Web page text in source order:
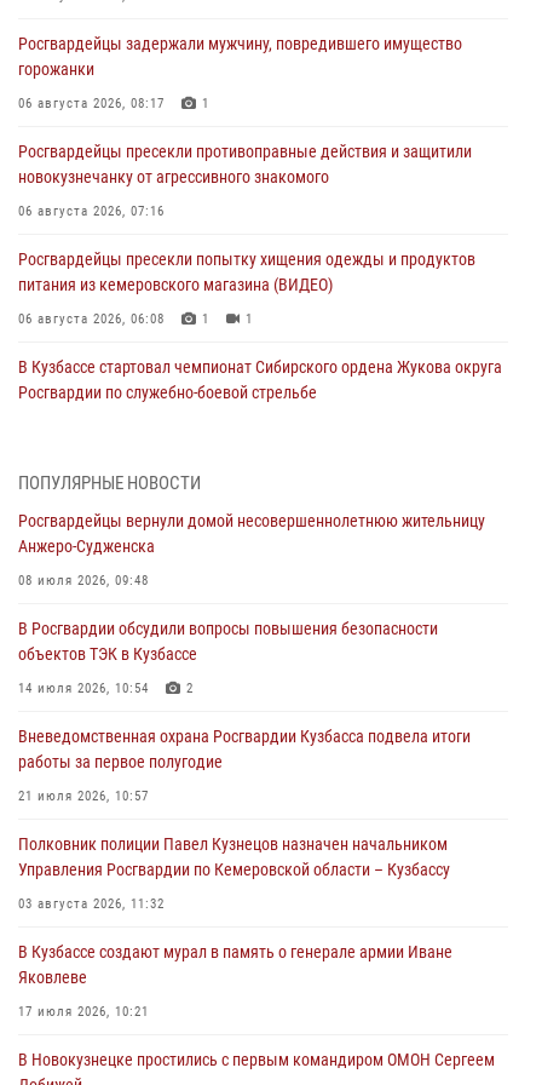
Росгвардейцы задержали мужчину, повредившего имущество
горожанки
06 августа 2026, 08:17 1
Росгвардейцы пресекли противоправные действия и защитили
новокузнечанку от агрессивного знакомого
06 августа 2026, 07:16
Росгвардейцы пресекли попытку хищения одежды и продуктов
питания из кемеровского магазина (ВИДЕО)
06 августа 2026, 06:08 1 1
В Кузбассе стартовал чемпионат Сибирского ордена Жукова округа
Росгвардии по служебно-боевой стрельбе
Росгвардейцы задержали в Кемерове дебошира, устроившего
05 августа 2026, 09:30
Росгвардейцы задержали участника драки, причинившего побои
05 августа 2026, 08:50
Росгвардейцы пресекли нарушение общественного порядка на
05 августа 2026, 08:10
Росгвардейцы в Юрге пресекли попытку проникновения на
05 августа 2026, 07:45
ПОПУЛЯРНЫЕ НОВОСТИ
Росгвардейцы вернули домой несовершеннолетнюю жительницу
Анжеро-Судженска
08 июля 2026, 09:48
В Росгвардии обсудили вопросы повышения безопасности
объектов ТЭК в Кузбассе
14 июля 2026, 10:54 2
Вневедомственная охрана Росгвардии Кузбасса подвела итоги
работы за первое полугодие
21 июля 2026, 10:57
Полковник полиции Павел Кузнецов назначен начальником
Управления Росгвардии по Кемеровской области – Кузбассу
03 августа 2026, 11:32
В Кузбассе создают мурал в память о генерале армии Иване
Яковлеве
17 июля 2026, 10:21
В Новокузнецке простились с первым командиром ОМОН Сергеем